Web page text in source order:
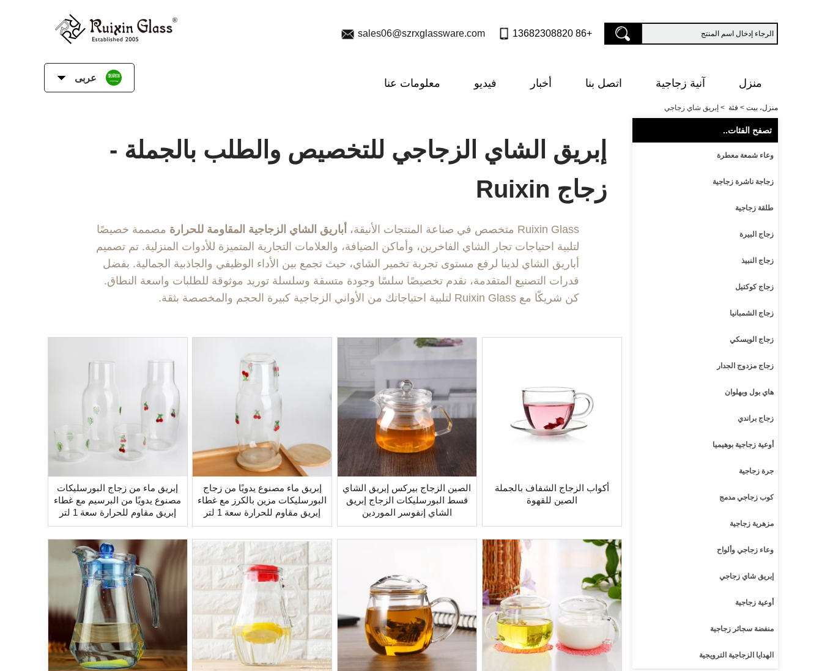
+86 13682308820
sales06@szrxglassware.com
منزل آنية زجاجية اتصل بنا أخبار فيديو معلومات عنا عربى
منزل، بيت > فئة > إبريق شاي زجاجي
تصفح الفئات..
وعاء شمعة معطرة
زجاجة ناشرة زجاجية
طلقة زجاجية
زجاج البيرة
زجاج النبيذ
زجاج كوكتيل
زجاج الشمبانيا
زجاج الويسكي
زجاج مزدوج الجدار
هاي بول وبهلوان
زجاج براندي
أوعية زجاجية بوهيميا
جرة زجاجية
كوب زجاجي مدمج
مزهرية زجاجية
وعاء زجاجي وألواح
إبريق شاي زجاجي
أوعية زجاجية
منفضة سجائر زجاجية
الهدايا الزجاجية الترويجية
إبريق الشاي الزجاجي للتخصيص والطلب بالجملة -
زجاج Ruixin
Ruixin Glass متخصص في صناعة المنتجات الأنيقة، أباريق الشاي الزجاجية المقاومة للحرارة مصممة خصيصًا
لتلبية احتياجات تجار الشاي الفاخرين، وأماكن الضيافة، والعلامات التجارية المتميزة للأدوات المنزلية. تم تصميم
أباريق الشاي لدينا لرفع مستوى تجربة تخمير الشاي، حيث تجمع بين الأداء الوظيفي والجاذبية الجمالية. بفضل
قدرات التصنيع المتقدمة، نقدم تخصيصًا سلسًا وجودة متسقة وسلسلة توريد موثوقة للطلبات واسعة النطاق.
كن شريكًا مع Ruixin Glass لتلبية احتياجاتك من الأواني الزجاجية كبيرة الحجم والمخصصة بثقة.
إبريق ماء من زجاج البورسليكات
مصنوع يدويًا من البرسيم مع غطاء
إبريق مقاوم للحرارة سعة 1 لتر
للمشروبات الساخنة والباردة مع
غطاء زجاجي
إبريق ماء مصنوع يدويًا من زجاج
البورسليكات مزين بالكرز مع غطاء
إبريق مقاوم للحرارة سعة 1 لتر
للمشروبات الساخنة والباردة مع
غطاء زجاجي
الصين الزجاج بيركس إبريق الشاي
قسط البورسليكات الزجاج إبريق
الشاي إنفوسر الموردين
أكواب الزجاج الشفاف بالجملة
الصين للقهوة